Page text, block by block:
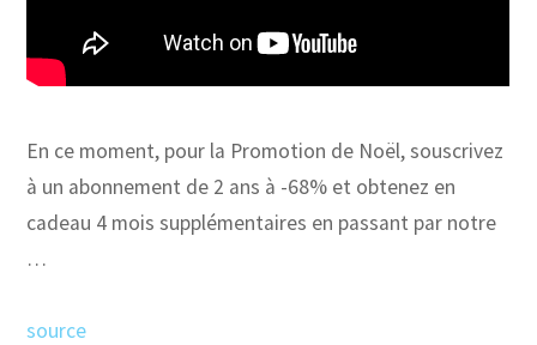
En ce moment, pour la Promotion de Noël, souscrivez
à un abonnement de 2 ans à -68% et obtenez en
cadeau 4 mois supplémentaires en passant par notre
…
source